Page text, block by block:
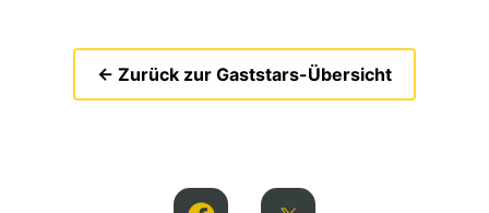
← Zurück zur Gaststars-Übersicht